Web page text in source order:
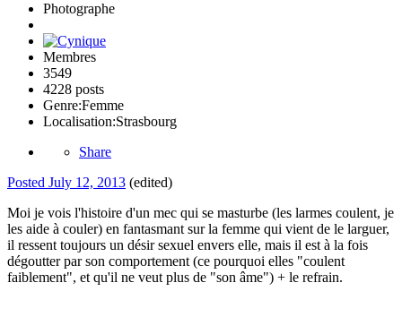
Photographe
Membres
3549
4228 posts
Genre:Femme
Localisation:Strasbourg
Share
Posted July 12, 2013 (edited)
Moi je vois l'histoire d'un mec qui se masturbe (les larmes coulent, je
les aide à couler) en fantasmant sur la femme qui vient de le larguer,
il ressent toujours un désir sexuel envers elle, mais il est à la fois
dégoutter par son comportement (ce pourquoi elles "coulent
faiblement", et qu'il ne veut plus de "son âme") + le refrain.